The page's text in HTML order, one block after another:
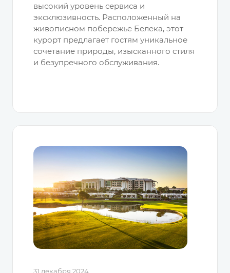
высокий уровень сервиса и
эксклюзивность. Расположенный на
живописном побережье Белека, этот
курорт предлагает гостям уникальное
сочетание природы, изысканного стиля
и безупречного обслуживания.
31 декабря 2024